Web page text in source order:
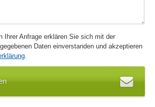
Ihrer Anfrage erklären Sie sich mit der
Daten einverstanden und akzeptieren
.